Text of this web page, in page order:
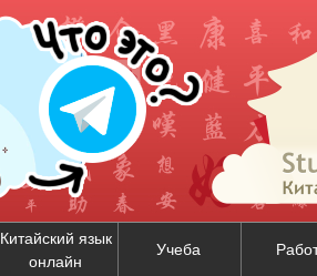
Китайский язык
онлайн
Учеба